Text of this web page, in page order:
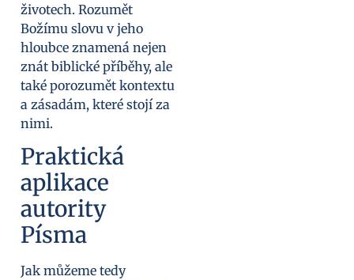
životech. Rozumět
Božímu slovu v jeho
hloubce znamená nejen
znát biblické příběhy, ale
také porozumět kontextu
a zásadám, které stojí za
nimi.
Praktická
aplikace
autority
Písma
Jak můžeme tedy